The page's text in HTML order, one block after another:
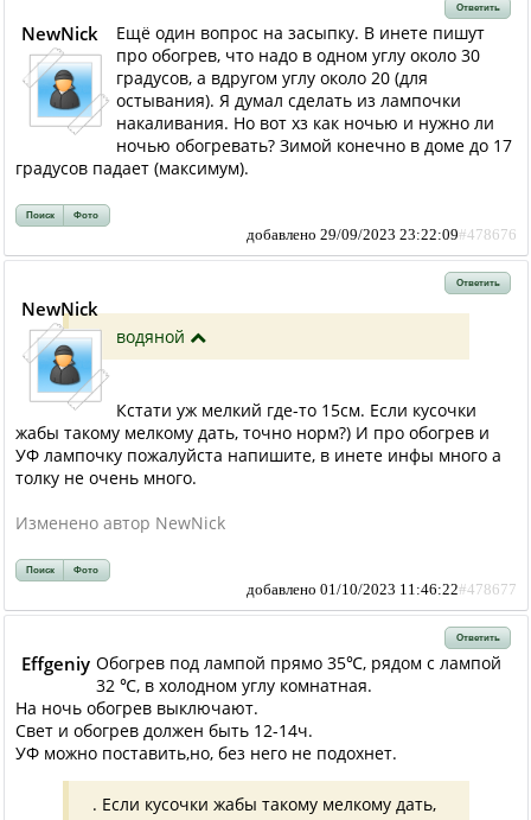
Ответить
NewNick
Ещё один вопрос на засыпку. В инете пишут
про обогрев, что надо в одном углу около 30
градусов, а вдругом углу около 20 (для
остывания). Я думал сделать из лампочки
накаливания. Но вот хз как ночью и нужно ли
ночью обогревать? Зимой конечно в доме до 17
градусов падает (максимум).
Поиск Фото
добавлено 29/09/2023 23:22:09#478676
Ответить
NewNick
водяной
Кстати уж мелкий где-то 15см. Если кусочки
жабы такому мелкому дать, точно норм?) И про обогрев и
УФ лампочку пожалуйста напишите, в инете инфы много а
толку не очень много.
Изменено автор NewNick
Поиск Фото
добавлено 01/10/2023 11:46:22#478677
Ответить
Effgeniy Обогрев под лампой прямо 35℃, рядом с лампой
32 ℃, в холодном углу комнатная.
На ночь обогрев выключают.
Свет и обогрев должен быть 12-14ч.
УФ можно поставить,но, без него не подохнет.
. Если кусочки жабы такому мелкому дать,